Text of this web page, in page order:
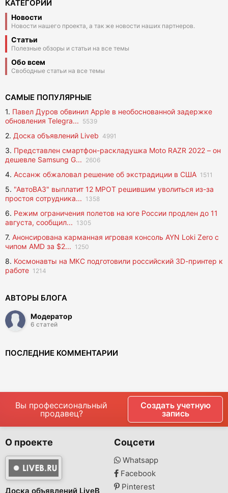
КАТЕГОРИИ
Новости
Новости нашего проекта, а так же новости наших партнеров.
Статьи
Полезные обзоры и статьи на все темы
Обо всем
Свободные статьи на все темы
САМЫЕ ПОПУЛЯРНЫЕ
1. Павел Дуров обвинил Apple в необоснованной задержке
обновления Telegra... 5539
2. Доска объявлений Liveb 4991
3. Представлен смартфон-раскладушка Moto RAZR 2022 – он
дешевле Samsung G... 2606
4. Ассанж обжаловал решение об экстрадиции в США 1511
5. "АвтоВАЗ" выплатит 12 МРОТ решившим уволиться из-за
простоя сотрудника... 1358
6. Режим ограничения полетов на юге России продлен до 11
августа, сообщил... 1305
7. Анонсирована карманная игровая консоль AYN Loki Zero с
чипом AMD за $2... 1250
8. Космонавты на МКС подготовили российский 3D-принтер к
работе 1214
АВТОРЫ БЛОГА
Модератор
6 статей
ПОСЛЕДНИЕ КОММЕНТАРИИ
Вы профессиональный
продавец?
Создать учетную
запись
О проекте
Доска объявлений LiveB
Соцсети
Whatsapp
Facebook
Pinterest